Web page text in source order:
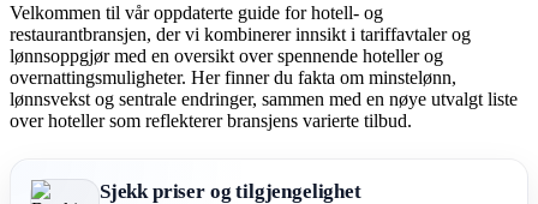
Velkommen til vår oppdaterte guide for hotell- og
restaurantbransjen, der vi kombinerer innsikt i tariffavtaler og
lønnsoppgjør med en oversikt over spennende hoteller og
overnattingsmuligheter. Her finner du fakta om minstelønn,
lønnsvekst og sentrale endringer, sammen med en nøye utvalgt liste
over hoteller som reflekterer bransjens varierte tilbud.
Sjekk priser og tilgjengelighet